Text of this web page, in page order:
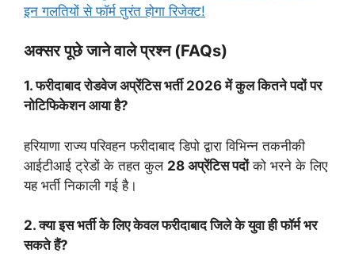
इन गलतियों से फॉर्म तुरंत होगा रिजेक्ट!
अक्सर पूछे जाने वाले प्रश्न (FAQs)
1. फरीदाबाद रोडवेज अप्रेंटिस भर्ती 2026 में कुल कितने पदों पर
नोटिफिकेशन आया है?
हरियाणा राज्य परिवहन फरीदाबाद डिपो द्वारा विभिन्न तकनीकी
आईटीआई ट्रेडों के तहत कुल 28 अप्रेंटिस पदोंको भरने के लिए
यह भर्ती निकाली गई है।
2. क्या इस भर्ती के लिए केवल फरीदाबाद जिले के युवा ही फॉर्म भर
सकते हैं?